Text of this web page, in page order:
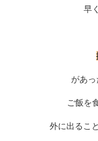
早
があっ
ご飯を
外に出るこ